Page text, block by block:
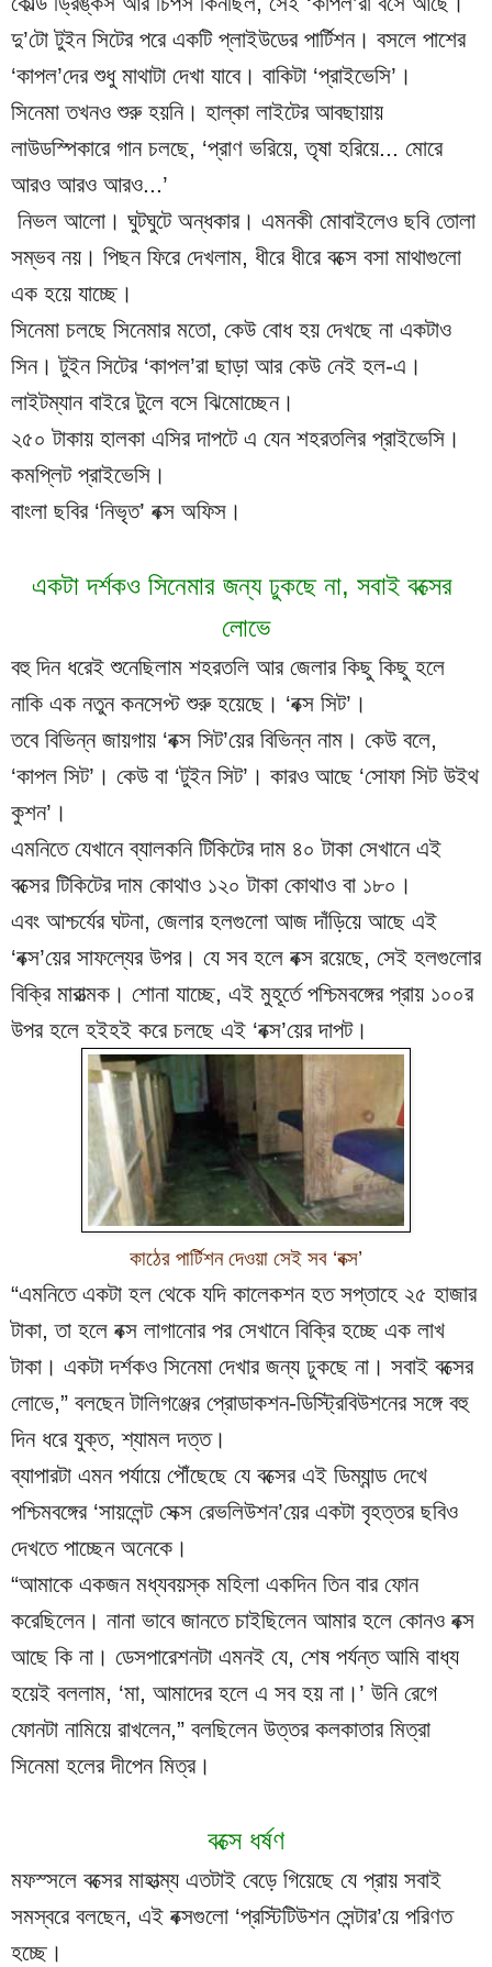
দু’টো টুইন সিটের পরে একটি প্লাইউডের পার্টিশন। বসলে পাশের
‘কাপল’দের শুধু মাথাটা দেখা যাবে। বাকিটা ‘প্রাইভেসি’।
সিনেমা তখনও শুরু হয়নি। হাল্কা লাইটের আবছায়ায়
লাউডস্পিকারে গান চলছে, ‘প্রাণ ভরিয়ে, তৃষা হরিয়ে... মোরে
আরও আরও আরও...’
সম্ভব নয়। পিছন ফিরে দেখলাম, ধীরে ধীরে বক্সে বসা মাথাগুলো
এক হয়ে যাচ্ছে।
সিনেমা চলছে সিনেমার মতো, কেউ বোধ হয় দেখছে না একটাও
সিন। টুইন সিটের ‘কাপল’রা ছাড়া আর কেউ নেই হল-এ।
লাইটম্যান বাইরে টুলে বসে ঝিমোচ্ছেন।
২৫০ টাকায় হালকা এসির দাপটে এ যেন শহরতলির প্রাইভেসি।
কমপ্লিট প্রাইভেসি।
বাংলা ছবির ‘নিভৃত’ বক্স অফিস।
একটা দর্শকও সিনেমার জন্য ঢুকছে না, সবাই বক্সের
লোভে
বহু দিন ধরেই শুনেছিলাম শহরতলি আর জেলার কিছু কিছু হলে
নাকি এক নতুন কনসেপ্ট শুরু হয়েছে। ‘বক্স সিট’।
তবে বিভিন্ন জায়গায় ‘বক্স সিট’য়ের বিভিন্ন নাম। কেউ বলে,
‘কাপল সিট’। কেউ বা ‘টুইন সিট’। কারও আছে ‘সোফা সিট উইথ
কুশন’।
এমনিতে যেখানে ব্যালকনি টিকিটের দাম ৪০ টাকা সেখানে এই
বক্সের টিকিটের দাম কোথাও ১২০ টাকা কোথাও বা ১৮০।
এবং আশ্চর্যের ঘটনা, জেলার হলগুলো আজ দাঁড়িয়ে আছে এই
‘বক্স’য়ের সাফল্যের উপর। যে সব হলে বক্স রয়েছে, সেই হলগুলোর
বিক্রি মারাত্মক। শোনা যাচ্ছে, এই মুহূর্তে পশ্চিমবঙ্গের প্রায় ১০০র
উপর হলে হইহই করে চলছে এই ‘বক্স’য়ের দাপট।
কাঠের পার্টিশন দেওয়া সেই সব ‘বক্স’
“এমনিতে একটা হল থেকে যদি কালেকশন হত সপ্তাহে ২৫ হাজার
টাকা, তা হলে বক্স লাগানোর পর সেখানে বিক্রি হচ্ছে এক লাখ
টাকা। একটা দর্শকও সিনেমা দেখার জন্য ঢুকছে না। সবাই বক্সের
লোভে,” বলছেন টালিগঞ্জের প্রোডাকশন-ডিস্ট্রিবিউশনের সঙ্গে বহু
দিন ধরে যুক্ত, শ্যামল দত্ত।
ব্যাপারটা এমন পর্যায়ে পৌঁছেছে যে বক্সের এই ডিম্যান্ড দেখে
পশ্চিমবঙ্গের ‘সায়লেন্ট সেক্স রেভলিউশন’য়ের একটা বৃহত্তর ছবিও
দেখতে পাচ্ছেন অনেকে।
“আমাকে একজন মধ্যবয়স্ক মহিলা একদিন তিন বার ফোন
করেছিলেন। নানা ভাবে জানতে চাইছিলেন আমার হলে কোনও বক্স
আছে কি না। ডেসপারেশনটা এমনই যে, শেষ পর্যন্ত আমি বাধ্য
হয়েই বললাম, ‘মা, আমাদের হলে এ সব হয় না।’ উনি রেগে
ফোনটা নামিয়ে রাখলেন,” বলছিলেন উত্তর কলকাতার মিত্রা
সিনেমা হলের দীপেন মিত্র।
বক্সে ধর্ষণ
মফস্সলে বক্সের মাহাত্ম্য এতটাই বেড়ে গিয়েছে যে প্রায় সবাই
সমস্বরে বলছেন, এই বক্সগুলো ‘প্রস্টিটিউশন সেন্টার’য়ে পরিণত
হচ্ছে।